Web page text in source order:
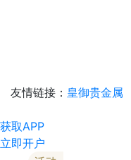
友情链接： 皇御贵金属
获取APP
立即开户